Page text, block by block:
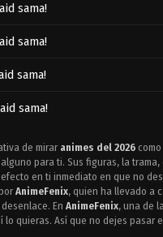
sama!
sama!
sama!
sama!
sama!
sama!
sama!
de mirar animes del 2026
para ti. Sus figuras, la
en ti inmediato en que no
AnimeFenix, quien ha llevado a
En AnimeFenix, una de
lo quieras. Así que no dejes